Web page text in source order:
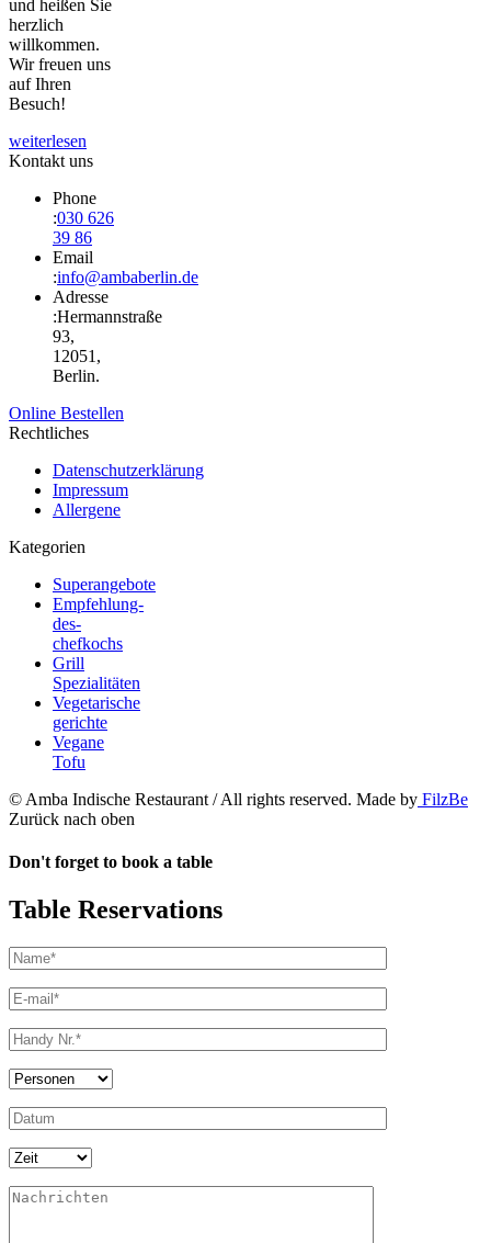
und heißen Sie
herzlich
willkommen.
Wir freuen uns
auf Ihren
Besuch!
weiterlesen
Kontakt uns
Phone
:030 626
39 86
Email
:info@ambaberlin.de
Adresse
:Hermannstraße
93,
12051,
Berlin.
Online Bestellen
Rechtliches
Datenschutzerklärung
Impressum
Allergene
Kategorien
Superangebote
Empfehlung-
des-
chefkochs
Grill
Spezialitäten
Vegetarische
gerichte
Vegane
Tofu
© Amba Indische Restaurant / All rights reserved. Made by FilzBe
Zurück nach oben
Don't forget to book a table
Table Reservations